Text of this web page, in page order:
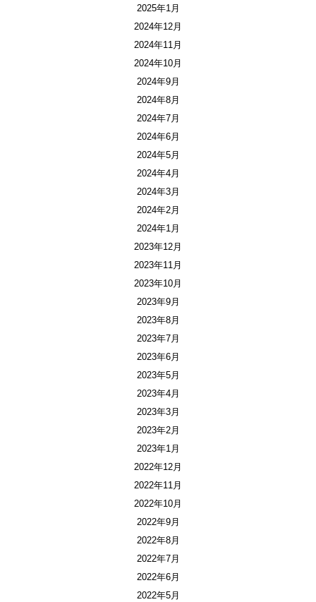
2025年1月
2024年12月
2024年11月
2024年10月
2024年9月
2024年8月
2024年7月
2024年6月
2024年5月
2024年4月
2024年3月
2024年2月
2024年1月
2023年12月
2023年11月
2023年10月
2023年9月
2023年8月
2023年7月
2023年6月
2023年5月
2023年4月
2023年3月
2023年2月
2023年1月
2022年12月
2022年11月
2022年10月
2022年9月
2022年8月
2022年7月
2022年6月
2022年5月